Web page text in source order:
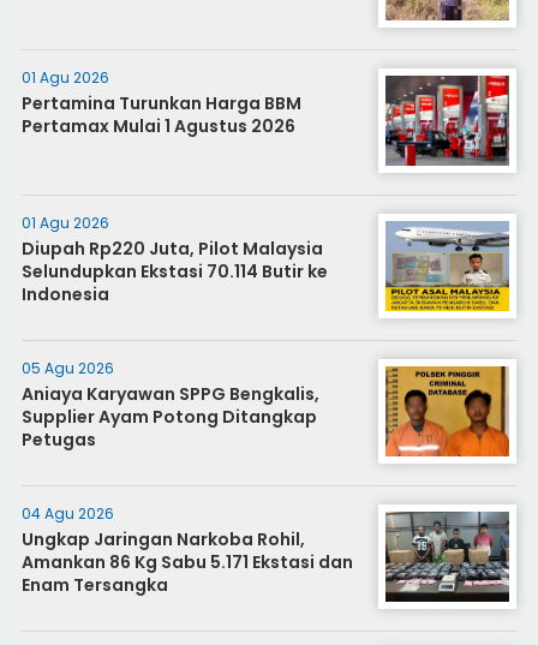
01 Agu 2026
Pertamina Turunkan Harga BBM
Pertamax Mulai 1 Agustus 2026
01 Agu 2026
Diupah Rp220 Juta, Pilot Malaysia
Selundupkan Ekstasi 70.114 Butir ke
Indonesia
05 Agu 2026
Aniaya Karyawan SPPG Bengkalis,
Supplier Ayam Potong Ditangkap
Petugas
04 Agu 2026
Ungkap Jaringan Narkoba Rohil,
Amankan 86 Kg Sabu 5.171 Ekstasi dan
Enam Tersangka